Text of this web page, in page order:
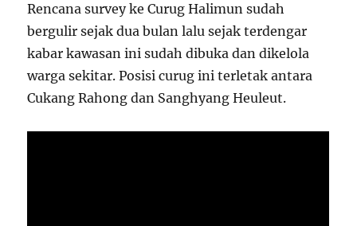
Rencana survey ke Curug Halimun sudah
bergulir sejak dua bulan lalu sejak terdengar
kabar kawasan ini sudah dibuka dan dikelola
warga sekitar. Posisi curug ini terletak antara
Cukang Rahong dan Sanghyang Heuleut.